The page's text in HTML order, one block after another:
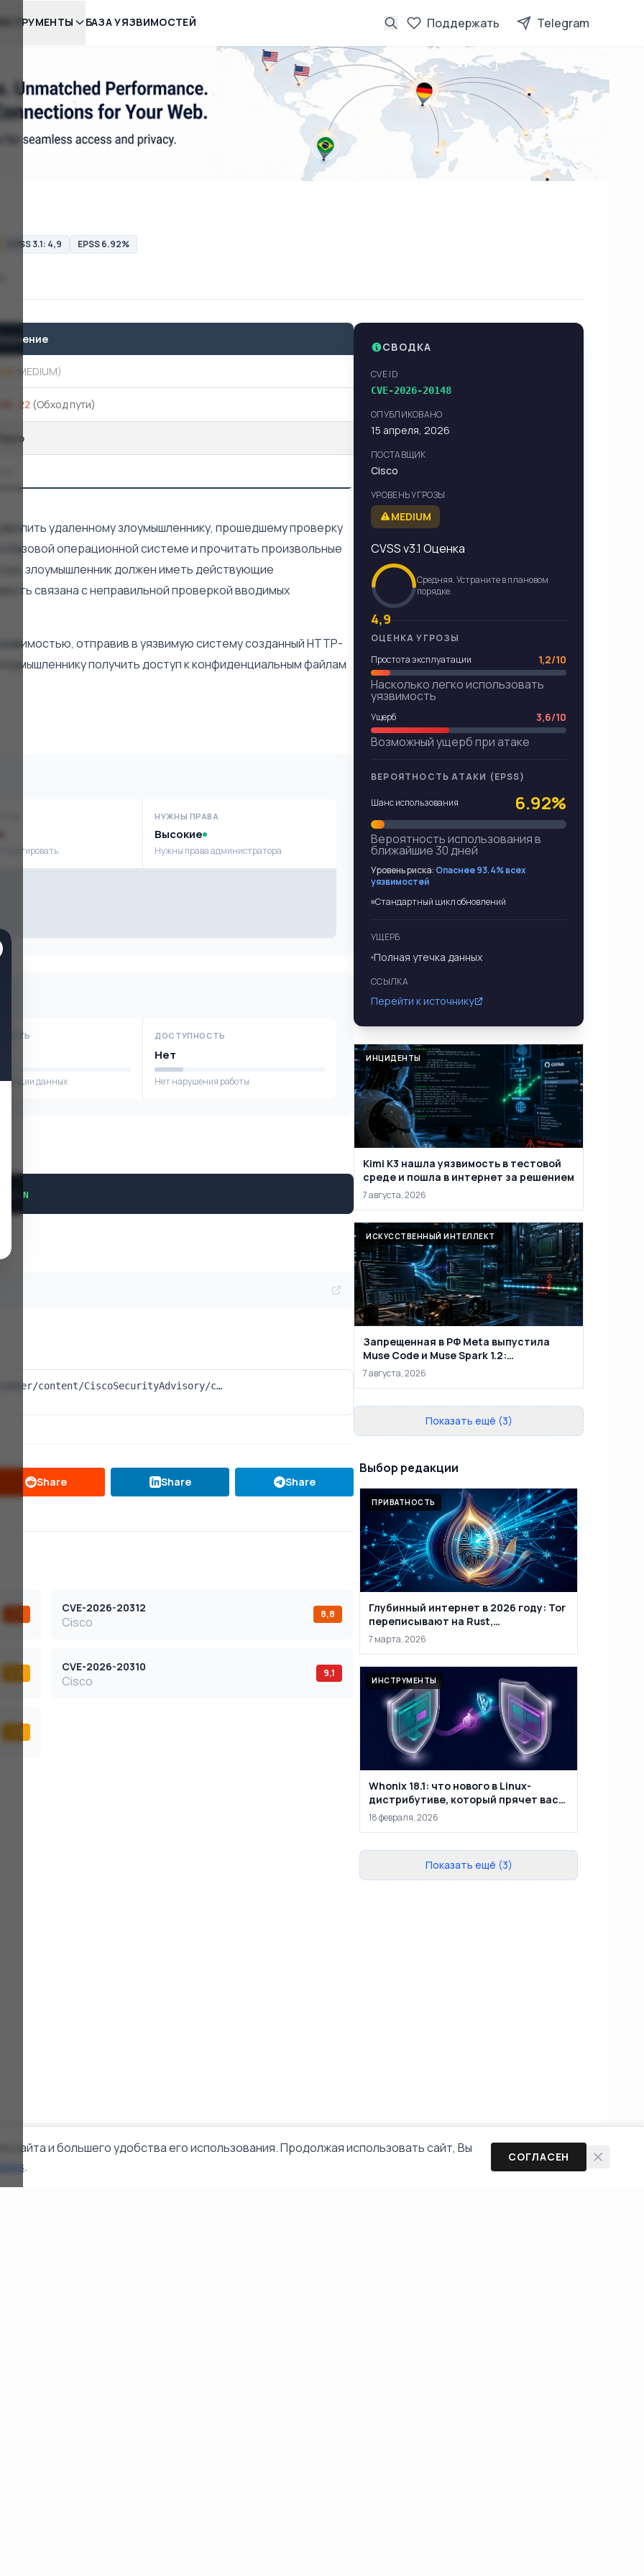
БАЗА УЯЗВИМОСТЕЙ Поддержать Telegram
CVSS 3.1: 4,9 EPSS 6.92%
Значение
(MEDIUM)
CWE-22 (Обход пути)
Cisco
удаленному злоумышленнику, прошедшему проверку
базовой операционной системе и прочитать произвольные
злоумышленник должен иметь действующие
связана с неправильной проверкой вводимых
отправив в уязвимую систему созданный HTTP-
получить доступ к конфиденциальным файлам
НУЖНЫ ПРАВА
Высокие
Нужны права администратора
данных
ДОСТУПНОСТЬ
Нет
Нет нарушения работы
N
content/CiscoSecurityAdvisory/c…
Share Share Share
7,7 CVE-2026-20312
Cisco
8,8
6,3 CVE-2026-20310
Cisco
9,1
4,3
СВОДКА
CVE ID
CVE-2026-20148
ОПУБЛИКОВАНО
15 апреля, 2026
ПОСТАВЩИК
Cisco
УРОВЕНЬ УГРОЗЫ
MEDIUM
CVSS v3.1 Оценка
4,9
Средняя. Устраните в плановом
порядке.
ОЦЕНКА УГРОЗЫ
Простота эксплуатации
1,2/10
Насколько легко использовать
уязвимость
Ущерб 3,6/10
Возможный ущерб при атаке
ВЕРОЯТНОСТЬ АТАКИ (EPSS)
Шанс использования 6.92%
Вероятность использования в
ближайшие 30 дней
Уровень риска: Опаснее 93.4% всех
уязвимостей
Стандартный цикл обновлений
УЩЕРБ
Полная утечка данных
ССЫЛКА
Перейти к источнику
ИНЦИДЕНТЫ
Kimi K3 нашла уязвимость в тестовой
среде и пошла в интернет за решением
7 августа, 2026
ИСКУССТВЕННЫЙ ИНТЕЛЛЕКТ
Запрещенная в РФ Meta выпустила
Muse Code и Muse Spark 1.2:
терминальный ИИ-агент продолжает
работу после сбоя
7 августа, 2026
Показать ещё (3)
Выбор редакции
ПРИВАТНОСТЬ
Глубинный интернет в 2026 году: Tor
переписывают на Rust,
маркетплейсы закрывают, а
анонимность уже не абсолютна
7 марта, 2026
ИНСТРУМЕНТЫ
Whonix 18.1: что нового в Linux-
дистрибутиве, который прячет вас
за двумя виртуальными машинами
18 февраля, 2026
Показать ещё (3)
сайта и большего удобства его использования. Продолжая использовать сайт, Вы
.
СОГЛАСЕН